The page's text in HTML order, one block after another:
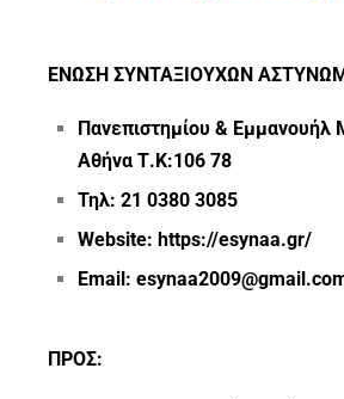
ΕΝΩΣΗ ΣΥΝΤΑΞΙΟΥΧΩΝ
Πανεπιστημίου & Εμμανουήλ
Αθήνα Τ.Κ:106 78
Τηλ: 21 0380 3085
Website: https://esynaa.gr/
Email:
ΠΡΟΣ: